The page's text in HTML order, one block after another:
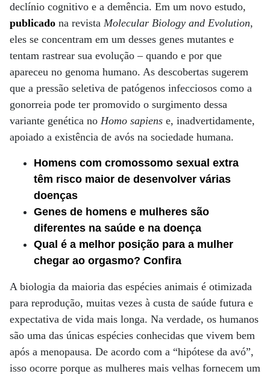
declínio cognitivo e a demência. Em um novo estudo,
publicado na revista Molecular Biology and Evolution,
eles se concentram em um desses genes mutantes e
tentam rastrear sua evolução – quando e por que
apareceu no genoma humano. As descobertas sugerem
que a pressão seletiva de patógenos infecciosos como a
gonorreia pode ter promovido o surgimento dessa
variante genética no Homo sapiens e, inadvertidamente,
apoiado a existência de avós na sociedade humana.
Homens com cromossomo sexual extra
têm risco maior de desenvolver várias
doenças
Genes de homens e mulheres são
diferentes na saúde e na doença
Qual é a melhor posição para a mulher
chegar ao orgasmo? Confira
A biologia da maioria das espécies animais é otimizada
para reprodução, muitas vezes à custa de saúde futura e
expectativa de vida mais longa. Na verdade, os humanos
são uma das únicas espécies conhecidas que vivem bem
após a menopausa. De acordo com a “hipótese da avó”,
isso ocorre porque as mulheres mais velhas fornecem um